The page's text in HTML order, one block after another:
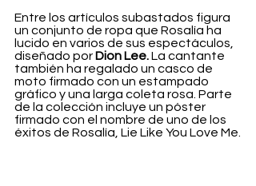
Entre los artículos subastados figura
un conjunto de ropa que Rosalía ha
lucido en varios de sus espectáculos,
diseñado por Dion Lee. La cantante
también ha regalado un casco de
moto firmado con un estampado
gráfico y una larga coleta rosa. Parte
de la colección incluye un póster
firmado con el nombre de uno de los
éxitos de Rosalía, Lie Like You Love Me.